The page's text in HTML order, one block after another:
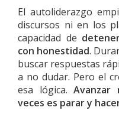
El autoliderazgo
discursos ni en los
capacidad de
con honestidad.
buscar respuestas
a no dudar. Pero el
esa lógica.Avanzar
veces es parar y